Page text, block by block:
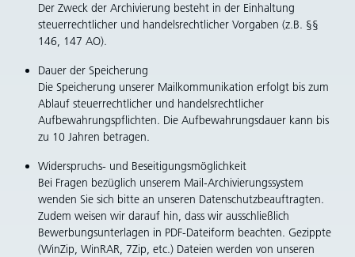
Der Zweck der Archivierung besteht in der Einhaltung
steuerrechtlicher und handelsrechtlicher Vorgaben (z.B. §§
146, 147 AO).
Dauer der Speicherung
Die Speicherung unserer Mailkommunikation erfolgt bis zum
Ablauf steuerrechtlicher und handelsrechtlicher
Aufbewahrungspflichten. Die Aufbewahrungsdauer kann bis
zu 10 Jahren betragen.
Widerspruchs- und Beseitigungsmöglichkeit
Bei Fragen bezüglich unserem Mail-Archivierungssystem
wenden Sie sich bitte an unseren Datenschutzbeauftragten.
Zudem weisen wir darauf hin, dass wir ausschließlich
Bewerbungsunterlagen in PDF-Dateiform beachten. Gezippte
(WinZip, WinRAR, 7Zip, etc.) Dateien werden von unseren